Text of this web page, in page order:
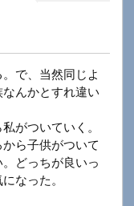
で、当然同じよ
んかとすれ違い
がついていく。
ら子供がついて
どっちが良いっ
なった。